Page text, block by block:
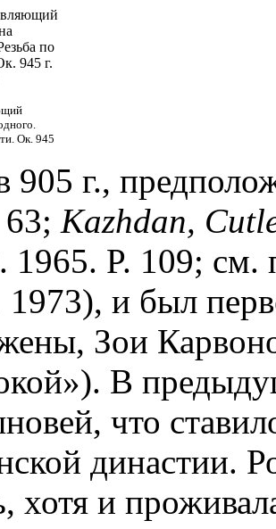
по
945 г.
Ок. 945
905 г.,
Kazhdan,
. 1965. P. 109; см.
1973), и был
Зои
В
что
династии.
хотя и